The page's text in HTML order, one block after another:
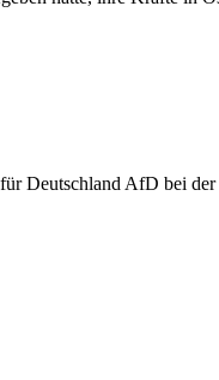
Deutschland AfD bei